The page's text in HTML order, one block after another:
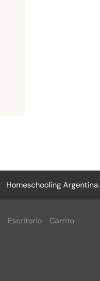
Homeschooling Argentina.
Escritorio
Carrito